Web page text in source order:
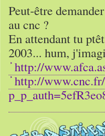
Peut-être
au cnc ?
En attendant tu
2003... hum,
http://
http://